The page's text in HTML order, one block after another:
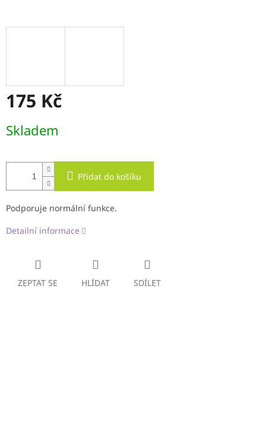
175 Kč
cena:
Skladem
Přidat do košíku
Podporuje normální funkce.
Detailní informace
ZEPTAT SE HLÍDAT SDÍLET